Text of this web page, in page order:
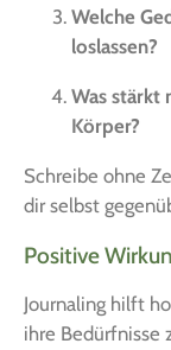
Wel­che
loslassen?
Was stärkt
Körper?
Schrei­be ohne
dir selbst
Positive
Jour­na­ling hilft
ihre Bedürf­nis­se